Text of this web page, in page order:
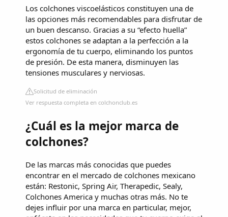
Los colchones viscoelásticos constituyen una de
las opciones más recomendables para disfrutar de
un buen descanso. Gracias a su “efecto huella”
estos colchones se adaptan a la perfección a la
ergonomía de tu cuerpo, eliminando los puntos
de presión. De esta manera, disminuyen las
tensiones musculares y nerviosas.
Solicitud de eliminación
Ver respuesta completa en colchonclub.es
¿Cuál es la mejor marca de
colchones?
De las marcas más conocidas que puedes
encontrar en el mercado de colchones mexicano
están: Restonic, Spring Air, Therapedic, Sealy,
Colchones America y muchas otras más. No te
dejes influir por una marca en particular, mejor,